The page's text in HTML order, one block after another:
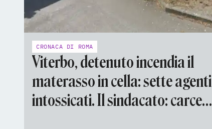
CRONACA DI ROMA
Viterbo, detenuto incendia il
materasso in cella: sette agenti
intossicati. Il sindacato: carcere